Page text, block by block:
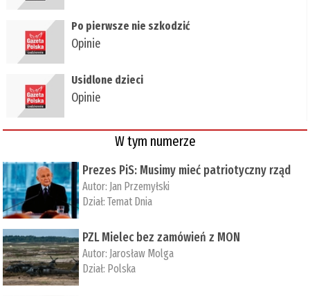
​Po pierwsze nie szkodzić
Opinie
​Usidlone dzieci
Opinie
W tym numerze
Prezes PiS: Musimy mieć patriotyczny rząd
Autor: Jan Przemyłski
Dział:Temat Dnia
PZL Mielec bez zamówień z MON
Autor: Jarosław Molga
Dział: Polska